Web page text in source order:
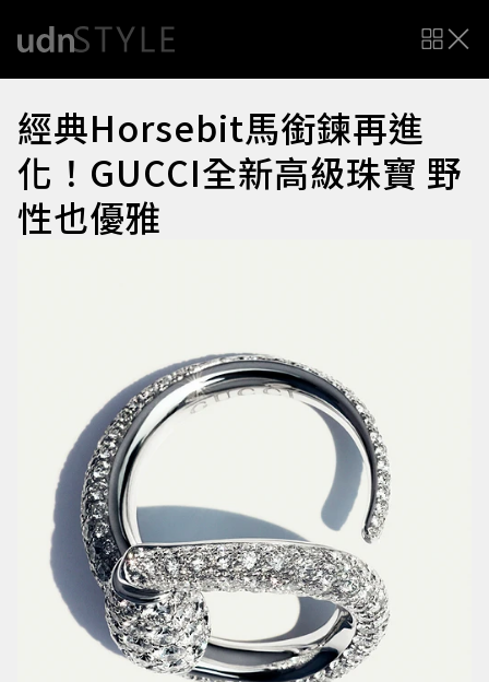
經典Horsebit馬銜鍊再進
化！GUCCI全新高級珠寶 野
性也優雅